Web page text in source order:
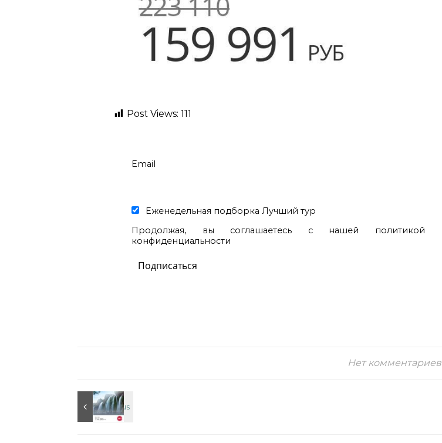
Post Views: 111
Email
Еженедельная подборка Лучший тур
Продолжая, вы соглашаетесь с нашей политикой
конфиденциальности
Нет комментариев